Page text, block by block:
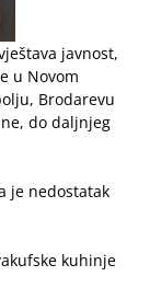
javnost,
u Novom
Brodarevu
do daljnjeg
je nedostatak
kuhinje